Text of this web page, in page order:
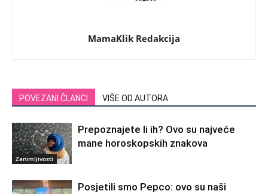
MamaKlik Redakcija
POVEZANI ČLANCI VIŠE OD AUTORA
Zanimljivosti
Prepoznajete li ih? Ovo su najveće
mane horoskopskih znakova
Posjetili smo Pepco: ovo su naši